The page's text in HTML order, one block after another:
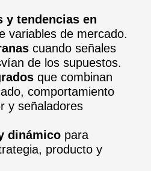
y tendencias en
variables de mercado.
cuando señales
de los supuestos.
que combinan
comportamiento
y señaladores
dinámicopara
producto y